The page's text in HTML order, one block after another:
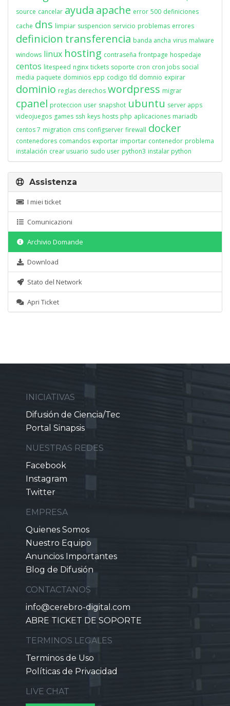
source cancelar ayuda apache error 500 definiciones
cache dns limpiar suspencion servicio problemas errores
definicion transferencia banda ancha virus malware
windows linux hosting contraseña frontpage hospedaje
centos litespeed nginx tickets soporte cron cron jobs social
media paquete dominios epp codigo tld domnio expirar
dominio reglas derechos wordpress migrar
cpanel proteccion user snapshot ubuntu server apps
videojuegos games ssh keys hosts php aplicaciones mariadb
centos 7 migration cms configserver firewall docker
contenedores comandos exportar importar contenedor problema
instalación crear usuario sudo user python3 instalar python
Assistenza
I miei ticket
Comunicazioni
Archivio Domande
Download
Stato del Network
Apri Ticket
INICIATIVAS
Difusión de Ciencia/Tec
Portal Sinapsis
NUESTRAS REDES
Facebook
Instagram
Twitter
EMPRESA
Quienes Somos
Nuestro Equipo
Anuncios Importantes
Blog de Difusión
CONTACTANOS
info@cerebro-digital.com
ABRE TICKET DE SOPORTE
TERMINOS LEGALES
Terminos de Uso
Políticas de Privacidad
LIVE CHAT